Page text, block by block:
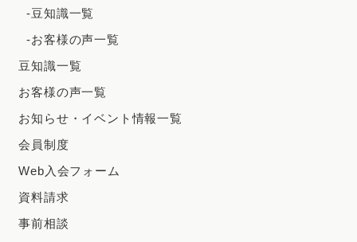
-豆知識一覧
-お客様の声一覧
豆知識一覧
お客様の声一覧
お知らせ・イベント情報一覧
会員制度
Web入会フォーム
資料請求
事前相談